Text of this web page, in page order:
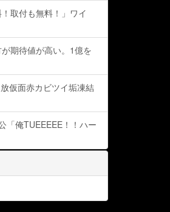
取付も無料！」ワイ
期待値が高い。1億を
仮面赤カビツイ垢凍結
俺TUEEEEE！！ハー